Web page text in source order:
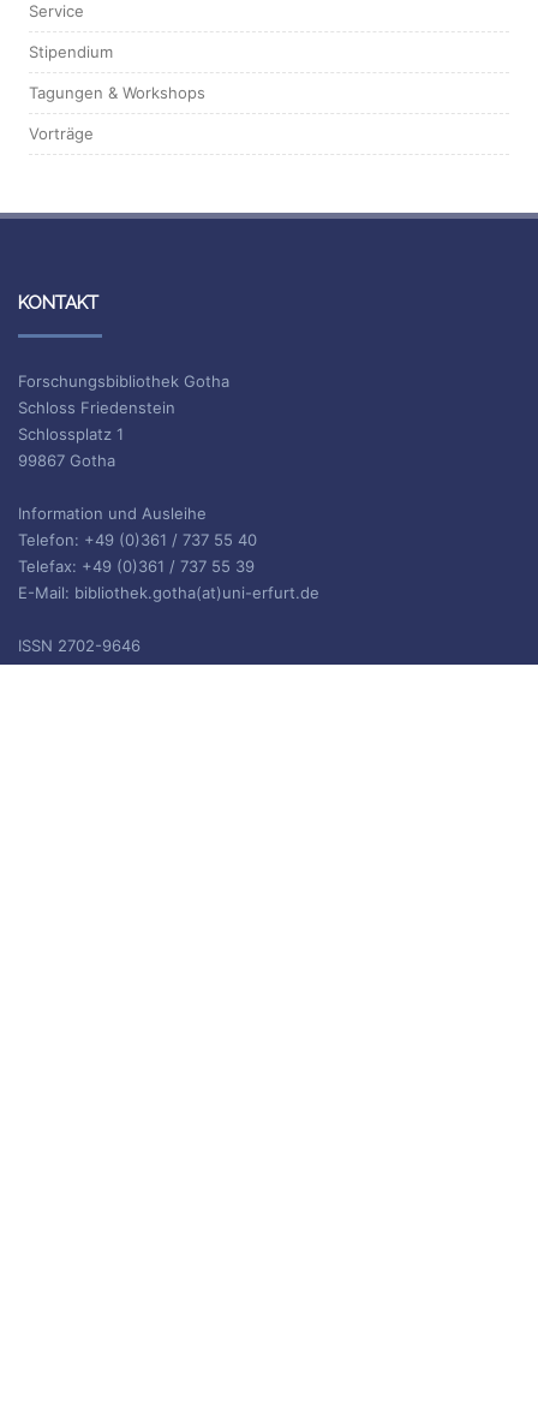
Service
Stipendium
Tagungen & Workshops
Vorträge
KONTAKT
Forschungsbibliothek Gotha
Schloss Friedenstein
Schlossplatz 1
99867 Gotha
Information und Ausleihe
Telefon: +49 (0)361 / 737 55 40
Telefax: +49 (0)361 / 737 55 39
E-Mail: bibliothek.gotha(at)uni-erfurt.de
ISSN 2702-9646